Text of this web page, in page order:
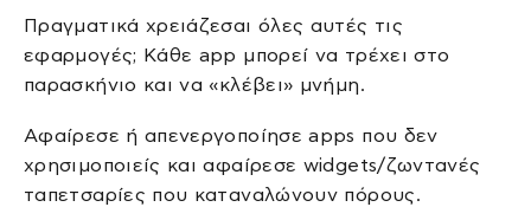
Πραγματικά χρειάζεσαι όλες αυτές τις
εφαρμογές; Κάθε app μπορεί να τρέχει στο
παρασκήνιο και να «κλέβει» μνήμη.
Αφαίρεσε ή απενεργοποίησε apps που δεν
χρησιμοποιείς και αφαίρεσε widgets/ζωντανές
ταπετσαρίες που καταναλώνουν πόρους.